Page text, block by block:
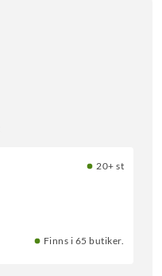
20+ st
Finns i 65 butiker.